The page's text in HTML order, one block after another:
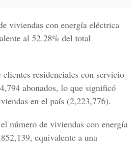
viviendas con energía eléctrica
al 52.28% del total
residenciales con servicio
abonados, lo que significó
en el país (2,223,776).
número de viviendas con energía
equivalente a una